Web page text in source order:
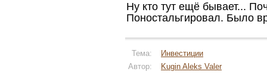
Ну кто тут ещё бывает...
Поностальгировал. Было
Тема:
Инвестиции
Автор:
Kugin Aleks Valer